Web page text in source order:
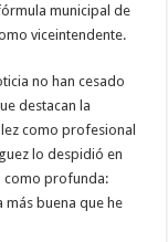
municipal de
viceintendente.
no han cesado
destacan la
como profesional
lo despidió en
como profunda:
más buena que he